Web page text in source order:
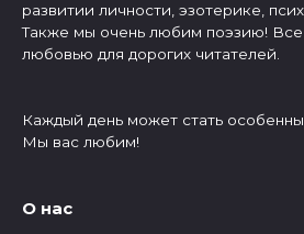
развитии личности, эзотерике,
Также мы очень любим поэзию! Все
любовью для дорогих читателей.
Каждый день может стать
Мы вас любим!
О нас